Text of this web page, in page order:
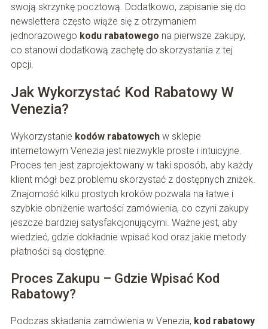
swoją skrzynkę pocztową. Dodatkowo, zapisanie się do
newslettera często wiąże się z otrzymaniem
jednorazowego kodu rabatowego na pierwsze zakupy,
co stanowi dodatkową zachętę do skorzystania z tej
opcji.
Jak Wykorzystać Kod Rabatowy W
Venezia?
Wykorzystanie kodów rabatowychw sklepie
internetowym Venezia jest niezwykle proste i intuicyjne.
Proces ten jest zaprojektowany w taki sposób, aby każdy
klient mógł bez problemu skorzystać z dostępnych zniżek.
Znajomość kilku prostych kroków pozwala na łatwe i
szybkie obniżenie wartości zamówienia, co czyni zakupy
jeszcze bardziej satysfakcjonującymi. Ważne jest, aby
wiedzieć, gdzie dokładnie wpisać kod oraz jakie metody
płatności są dostępne.
Proces Zakupu – Gdzie Wpisać Kod
Rabatowy?
Podczas składania zamówienia w Venezia, kod rabatowy